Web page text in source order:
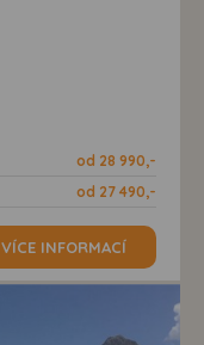
od 28 990,-
od 27 490,-
VÍCE INFORMACÍ